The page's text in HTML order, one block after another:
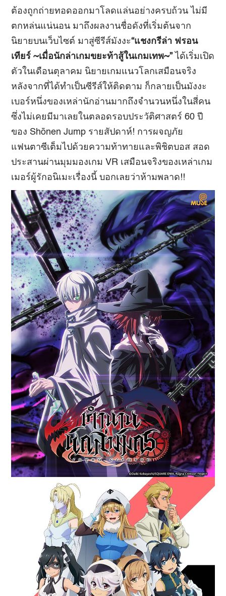
ต้องถูกถ่ายทอดออกมาโลดแล่นอย่างครบถ้วน ไม่มี
ตกหล่นแน่นอน มาถึงผลงานชื่อดังที่เริ่มต้นจาก
นิยายบนเว็บไซต์ มาสู่ซีรีส์มังงะ“แชงกรีล่า ฟรอน
เทียร์~เมื่อนักล่าเกมขยะท้าสู้ในเกมเทพ~” ได้เริ่มเปิด
ตัวในเดือนตุลาคม นิยายเกมแนวโลกเสมือนจริง
หลังจากที่ได้ทำเป็นซีรีส์ให้ติดตาม ก็กลายเป็นมังงะ
เบอร์หนึ่งของเหล่านักอ่านมากถึงจำนวนหนึ่งในสี่คน
ซึ่งไม่เคยมีมาเลยในตลอดรอบประวัติศาสตร์ 60 ปี
ของ Shōnen Jump รายสัปดาห์! การผจญภัย
แฟนตาซีเต็มไปด้วยความท้าทายและพิชิตบอส สอด
ประสานผ่านมุมมองเกม VR เสมือนจริงของเหล่าเกม
เมอร์ผู้รักอนิเมะเรื่องนี้ บอกเลยว่าห้ามพลาด!!